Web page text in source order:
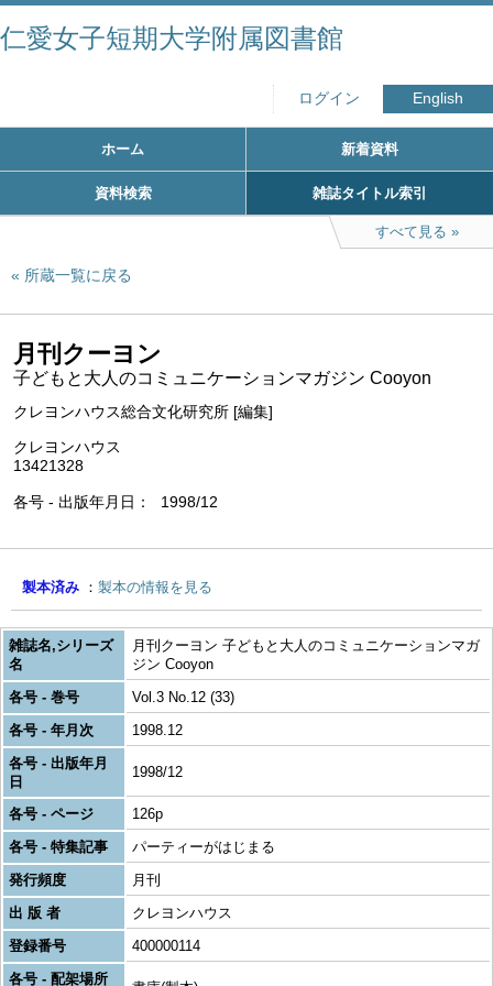
仁愛女子短期大学附属図書館
ログイン English
ホーム 新着資料
資料検索 雑誌タイトル索引
すべて見る
所蔵一覧に戻る
月刊クーヨン
子どもと大人のコミュニケーションマガジン Cooyon
クレヨンハウス総合文化研究所 [編集]
クレヨンハウス
13421328
各号 - 出版年月日 1998/12
製本済み 製本の情報を見る
雑誌名,シリーズ
名
月刊クーヨン 子どもと大人のコミュニケーションマガ
ジン Cooyon
各号 - 巻号
Vol.3 No.12 (33)
各号 - 年月次
1998.12
各号 - 出版年月
日
1998/12
各号 - ページ
126p
各号 - 特集記事
パーティーがはじまる
発行頻度
月刊
出 版 者
クレヨンハウス
登録番号
400000114
各号 - 配架場所